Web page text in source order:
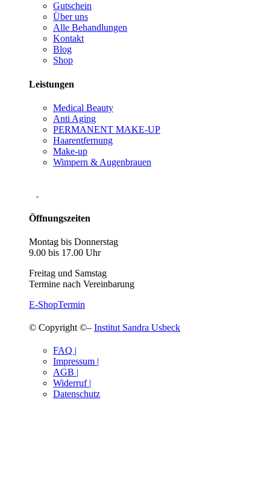
Gutschein
Über uns
Alle Behandlungen
Kontakt
Blog
Shop
Leistungen
Medical Beauty
Anti Aging
PERMANENT MAKE-UP
Haarentfernung
Make-up
Wimpern & Augenbrauen
Öffnungszeiten
Montag bis Donnerstag
9.00 bis 17.00 Uhr
Freitag und Samstag
Termine nach Vereinbarung
E-ShopTermin
© Copyright ©– Institut Sandra Usbeck
FAQ |
Impressum |
AGB |
Widerruf |
Datenschutz